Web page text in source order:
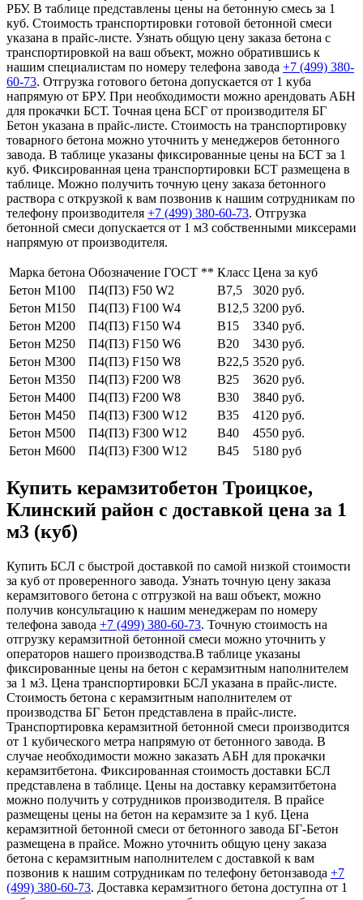
РБУ. В таблице представлены цены на бетонную смесь за 1
куб. Стоимость транспортировки готовой бетонной смеси
указана в прайс-листе. Узнать общую цену заказа бетона с
транспортировкой на ваш объект, можно обратившись к
нашим специалистам по номеру телефона завода +7 (499) 380-
60-73. Отгрузка готового бетона допускается от 1 куба
напрямую от БРУ. При необходимости можно арендовать АБН
для прокачки БСТ. Точная цена БСГ от производителя БГ
Бетон указана в прайс-листе. Стоимость на транспортировку
товарного бетона можно уточнить у менеджеров бетонного
завода. В таблице указаны фиксированные цены на БСТ за 1
куб. Фиксированная цена транспортировки БСТ размещена в
таблице. Можно получить точную цену заказа бетонного
раствора с открузкой к вам позвонив к нашим сотрудникам по
телефону производителя +7 (499) 380-60-73. Отгрузка
бетонной смеси допускается от 1 м3 собственными миксерами
напрямую от производителя.
Марка бетона Обозначение ГОСТ ** Класс Цена за куб
Бетон М100
П4(П3) F50 W2 В7,5
3020 руб.
Бетон М150
П4(П3) F100 W4 В12,5 3200 руб.
Бетон М200
П4(П3) F150 W4 В15
3340 руб.
Бетон М250
П4(П3) F150 W6 В20
3430 руб.
Бетон М300
П4(П3) F150 W8 В22,5 3520 руб.
Бетон М350
П4(П3) F200 W8 В25
3620 руб.
Бетон М400
П4(П3) F200 W8 В30
3840 руб.
Бетон М450
П4(П3) F300 W12 В35
4120 руб.
Бетон М500
П4(П3) F300 W12 В40
4550 руб.
Бетон М600
П4(П3) F300 W12 В45 5180 руб
Купить керамзитобетон Троицкое,
Клинский район с доставкой цена за 1
м3 (куб)
Купить БСЛ с быстрой доставкой по самой низкой стоимости
за куб от проверенного завода. Узнать точную цену заказа
керамзитового бетона с отгрузкой на ваш объект, можно
получив консультацию к нашим менеджерам по номеру
телефона завода +7 (499) 380-60-73. Точную стоимость на
отгрузку керамзитной бетонной смеси можно уточнить у
операторов нашего производства.В таблице указаны
фиксированные цены на бетон с керамзитным наполнителем
за 1 м3. Цена транспортировки БСЛ указана в прайс-листе.
Стоимость бетона с керамзитным наполнителем от
производства БГ Бетон представлена в прайс-листе.
Транспортировка керамзитной бетонной смеси производится
от 1 кубического метра напрямую от бетонного завода. В
случае необходимости можно заказать АБН для прокачки
керамзитбетона. Фиксированная стоимость доставки БСЛ
представлена в таблице. Цены на доставку керамзитбетона
можно получить у сотрудников производителя. В прайсе
размещены цены на бетон на керамзите за 1 куб. Цена
керамзитной бетонной смеси от бетонного завода БГ-Бетон
размещена в прайсе. Можно уточнить общую цену заказа
бетона с керамзитным наполнителем с доставкой к вам
позвонив к нашим сотрудникам по телефону бетонзавода +7
(499) 380-60-73. Доставка керамзитного бетона доступна от 1